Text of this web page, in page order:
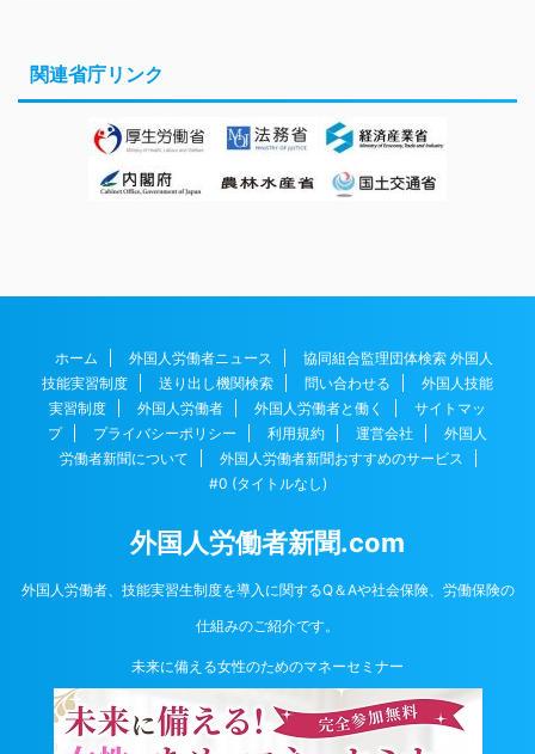
関連省庁リンク
ホーム 外国人労働者ニュース
協同組合監理団体検索 外国人
技能実習制度
送り出し機関検索 問い合わせる
外国人技能
実習制度
外国人労働者 外国人労働者と働く
サイトマッ
プ
プライバシーポリシー 利用規約 運営会社
外国人
労働者新聞について
外国人労働者新聞おすすめのサービス
#0 (タイトルなし)
外国人労働者新聞.com
外国人労働者、技能実習生制度を導入に関するQ＆Aや社会保険、労働保険の
仕組みのご紹介です。
未来に備える女性のためのマネーセミナー